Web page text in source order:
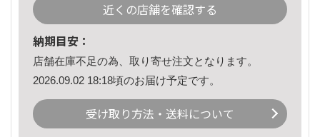
近くの店舗を確認する
納期目安：
店舗在庫不足の為、取り寄せ注文となります。
2026.09.02 18:18頃のお届け予定です。
受け取り方法・送料について